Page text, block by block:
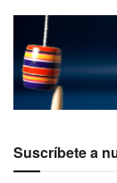
Suscríbete a